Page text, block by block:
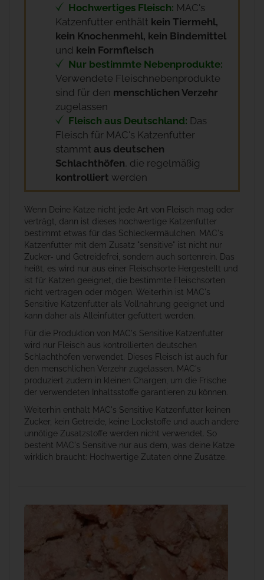
Hochwertiges Fleisch: MAC's
Katzenfutter enthält kein Tiermehl,
kein Knochenmehl, kein Bindemittel
und kein Formfleisch
Nur bestimmte Nebenprodukte:
Verwendete Fleischnebenprodukte
sind für den menschlichen Verzehr
zugelassen
Fleisch aus Deutschland: Das
Fleisch für MAC's Katzenfutter
stammt aus deutschen
Schlachthöfen, die regelmäßig
kontrolliert werden
Wenn Deine Katze nicht jede Art von Fleisch mag oder
verträgt, dann ist dieses hochwertige Katzenfutter
bestimmt etwas für das Schleckermäulchen. MAC's
Katzenfutter mit dem Zusatz "sensitive" ist nicht nur
Zucker- und Getreidefrei, sondern auch sortenrein. Das
heißt, es wird nur aus einer Fleischsorte Hergestellt und
ist für Katzen geeignet, die bestimmte Fleischsorten
nicht vertragen oder mögen. Weiterhin ist MAC's
Sensitive Katzenfutter als Vollnahrung geeignet und
kann daher als Alleinfutter gefüttert werden.
Für die Produktion von MAC's Sensitive Katzenfutter
wird nur Fleisch aus kontrollierten deutschen
Schlachthöfen verwendet. Dieses Fleisch ist auch für
den menschlichen Verzehr zugelassen. MAC's
produziert zudem in kleinen Chargen, um die Frische
der verwendeten Inhaltsstoffe garantieren zu können.
Weiterhin enthält MAC's Sensitive Katzenfutter keinen
Zucker, kein Getreide, keine Lockstoffe und auch andere
unnötige Zusatzstoffe werden nicht verwendet. So
besteht MAC's Sensitive nur aus dem, was deine Katze
wirklich braucht: Hochwertige Zutaten ohne Zusätze.